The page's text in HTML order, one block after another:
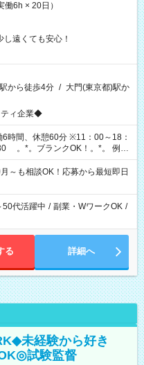
6h × 20日）
遠くても安心！
から徒歩4分 / 大門(東京都)駅か
ィ企業◆
時間、休憩60分 ※11：00～18：
例え
/コールセンター/受付/販売/カフェ
フロント/化粧品販売/など 様々な
ます♪
～も相談OK！応募から最短即日
50代活躍中 / 副業・WワークOK /
る 詳細へ
未経験から好き
試験監督